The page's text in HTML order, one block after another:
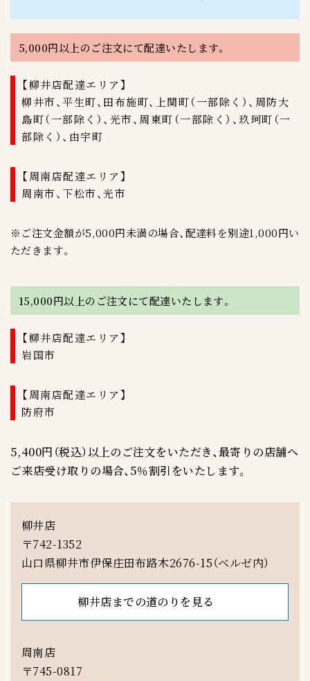
5,000円以上のご注文にて配達いたします。
【柳井店配達エリア】
柳井市、平生町、田布施町、上関町（一部除く）、周防大
島町（一部除く）、光市、周東町（一部除く）、玖珂町（一
部除く）、由宇町
【周南店配達エリア】
周南市、下松市、光市
※ご注文金額が5,000円未満の場合、配達料を別途1,000円い
ただきます。
15,000円以上のご注文にて配達いたします。
【柳井店配達エリア】
岩国市
【周南店配達エリア】
防府市
5,400円（税込）以上のご注文をいただき、最寄りの店舗へ
ご来店受け取りの場合、5％割引をいたします。
柳井店
〒742-1352
山口県柳井市伊保庄田布路木2676-15（ベルゼ内）
柳井店までの道のりを見る
周南店
〒745-0817